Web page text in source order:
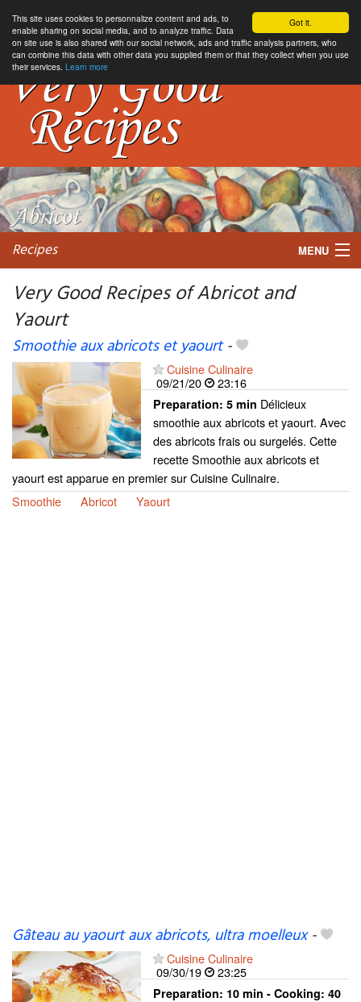
Got it.
This site uses cookies to personnalize content and ads, to
enable sharing on social media, and to analyze traffic. Data
on site use is also shared with our social network, ads and traffic analysis partners, who
can combine this data with other data you supplied them or that they collect when you use
their services. Learn more
Recipes MENU
Very Good Recipes of Abricot and
Yaourt
Smoothie aux abricots et yaourt-
Cuisine Culinaire
09/21/20
23:16
Preparation: 5 min Délicieux
smoothie aux abricots et yaourt. Avec
des abricots frais ou surgelés. Cette
recette Smoothie aux abricots et
yaourt est apparue en premier sur Cuisine Culinaire.
Smoothie
Abricot Yaourt
Gâteau au yaourt aux abricots, ultra moelleux-
Cuisine Culinaire
09/30/19
23:25
Preparation: 10 min - Cooking: 40